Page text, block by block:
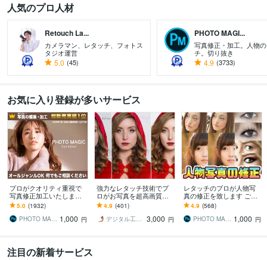
人気のプロ人材
Retouch La...
カメラマン、レタッチ、フォトス
タジオ運営
5.0 (45)
PHOTO MAGI...
写真修正・加工。人物
チ。切り抜き
4.9 (3733)
お気に入り登録が多いサービス
プロがクオリティ重視で
写真修正加工いたします
どんな内容でもご満足行
くまで何度でも修正・加
工致します。
5.0 (1932)
PHOTO MAGIC 1,000 円
強力なレタッチ技術でプ
ロがお写真を超高画質に
します 復元・再撮不可で
お困りの貴方へ。私が写
真のお悩み解決します
4.9 (401)
デジタル工房 Aiwarrior
3,000 円
レタッチのプロが人物写
真の修正を致します ご満
足行くまで何度でも修
正・加工いたします。
4.9 (568)
PHOTO MAGIC 1,000 円
注目の新着サービス